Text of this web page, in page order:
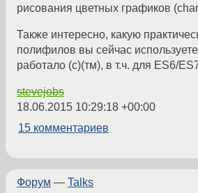
рисования цветных графиков
Также интересно, какую
полифилов вы сейчас
работало (с)(тм), в т.ч. для ES6/
stevejobs
18.06.2015 10:29:18 +00:00
15 комментариев
Форум — Talks